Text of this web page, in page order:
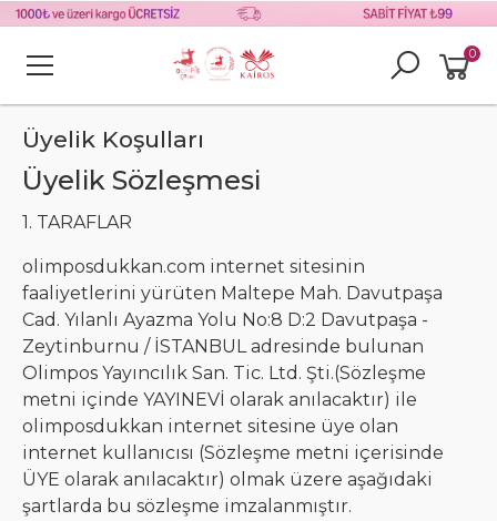
0
Üyelik Koşulları
Üyelik Sözleşmesi
1. TARAFLAR
olimposdukkan.com internet sitesinin
faaliyetlerini yürüten Maltepe Mah. Davutpaşa
Cad. Yılanlı Ayazma Yolu No:8 D:2 Davutpaşa -
Zeytinburnu / İSTANBUL adresinde bulunan
Olimpos Yayıncılık San. Tic. Ltd. Şti.(Sözleşme
metni içinde YAYINEVİ olarak anılacaktır) ile
olimposdukkan internet sitesine üye olan
internet kullanıcısı (Sözleşme metni içerisinde
ÜYE olarak anılacaktır) olmak üzere aşağıdaki
şartlarda bu sözleşme imzalanmıştır.